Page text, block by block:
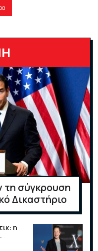
τη σύγκρουση
Δικαστήριο
η